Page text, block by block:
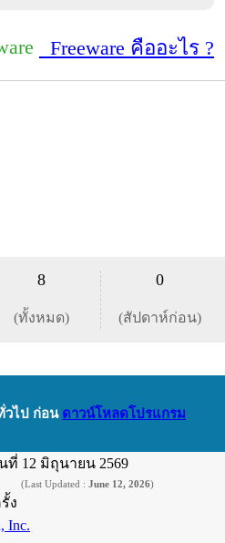
Freeware คืออะไร ?
8
(ทั้งหมด)
0
(สัปดาห์ก่อน)
วไป ก่อน ดาวน์โหลดโปรแกรม
ที่ 12 มิถุนายน 2569
(Last Updated : June 12, 2026)
ง
Inc.